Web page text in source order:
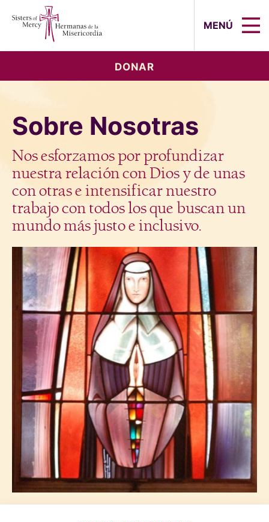
MENÚ
DONAR
Sobre Nosotras
Nos esforzamos por profundizar
nuestra relación con Dios y de unas
con otras e intensificar nuestro
trabajo con todos los que buscan un
mundo más justo e inclusivo.